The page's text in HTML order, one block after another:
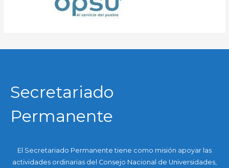
Secretariado
Permanente
El Secretariado Permanente tiene como misión apoyar las
actividades ordinarias del Consejo Nacional de Universidades,